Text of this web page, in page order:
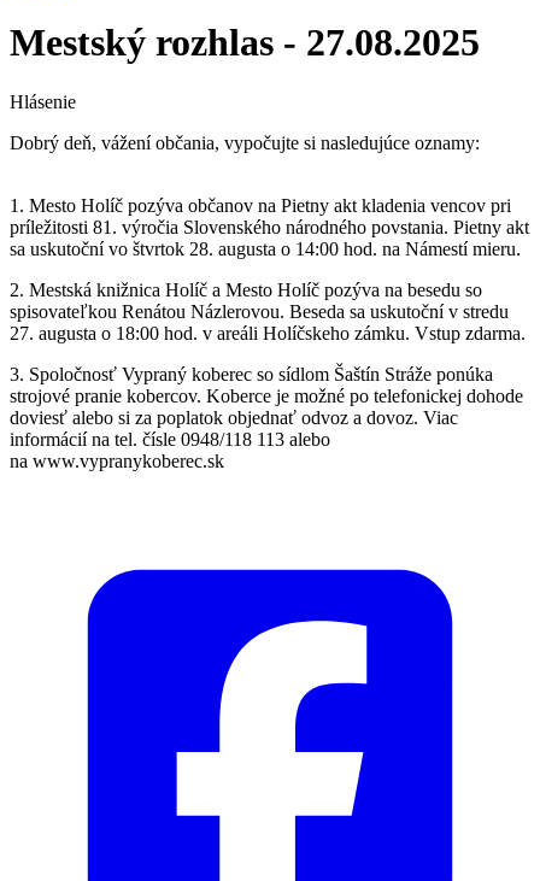
Mestský rozhlas - 27.08.2025
Hlásenie
Dobrý deň, vážení občania, vypočujte si nasledujúce oznamy:
1. Mesto Holíč pozýva občanov na Pietny akt kladenia vencov pri
príležitosti 81. výročia Slovenského národného povstania. Pietny akt
sa uskutoční vo štvrtok 28. augusta o 14:00 hod. na Námestí mieru.
2. Mestská knižnica Holíč a Mesto Holíč pozýva na besedu so
spisovateľkou Renátou Názlerovou. Beseda sa uskutoční v stredu
27. augusta o 18:00 hod. v areáli Holíčskeho zámku. Vstup zdarma.
3. Spoločnosť Vypraný koberec so sídlom Šaštín Stráže ponúka
strojové pranie kobercov. Koberce je možné po telefonickej dohode
doviesť alebo si za poplatok objednať odvoz a dovoz. Viac
informácií na tel. čísle 0948/118 113 alebo
na www.vypranykoberec.sk